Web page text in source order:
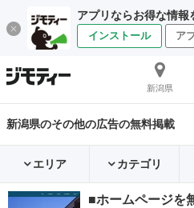
アプリならお得な情報
インストール ア
新潟県
新潟県のその他の広告の無料掲載
エリア カテゴリ
■ホームページを